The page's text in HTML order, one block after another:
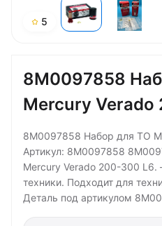
5
8M0097858
Mercury
8M0097858 Набор для ТО
Артикул: 8M0097858
Mercury Verado 200-300
техники. Подходит для
Деталь под артикулом